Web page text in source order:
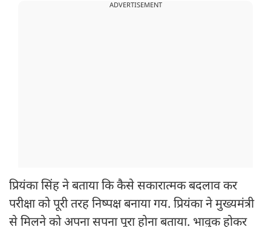
ADVERTISEMENT
प्रियंका सिंह ने बताया कि कैसे सकारात्मक बदलाव कर
परीक्षा को पूरी तरह निष्पक्ष बनाया गय. प्रियंका ने मुख्यमंत्री
से मिलने को अपना सपना पूरा होना बताया. भावुक होकर